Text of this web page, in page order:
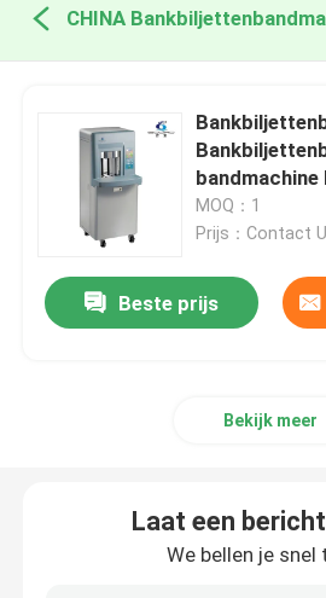
CHINA
bandmachine
automatische
bandmachine
MOQ：1
Prijs：Contact
Beste prijs
Bekijk meer
Laat een
We bellen je snel